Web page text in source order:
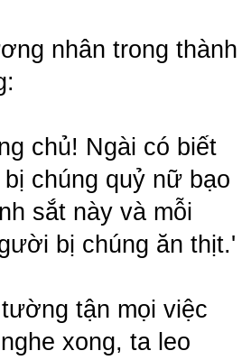
nhân trong thành
chủ! Ngài có biết
chúng quỷ nữ bạo
sắt này và mỗi
bị chúng ăn thịt.'
tận mọi việc
xong, ta leo